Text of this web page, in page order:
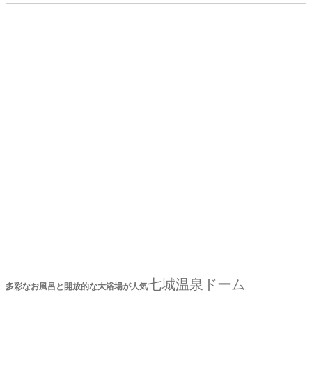
多彩なお風呂と開放的な大浴場が人気七城温泉ドーム